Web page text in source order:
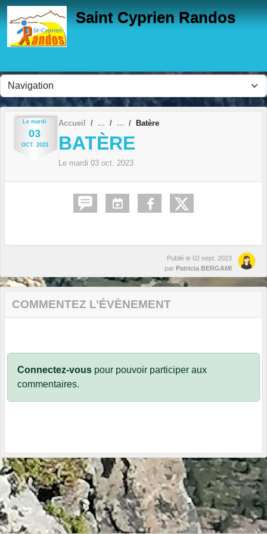
Saint Cyprien Randos
Le mardi
03
OCT. 2023
Accueil Batère
BATÈRE
Le mardi 03 oct. 2023
Publié le 02 sept. 2023
par Patricia BERGAMI
COMMENTEZ L’ÉVÈNEMENT
Connectez-vous pour pouvoir participer aux
commentaires.
Panneau de gestion des cookies